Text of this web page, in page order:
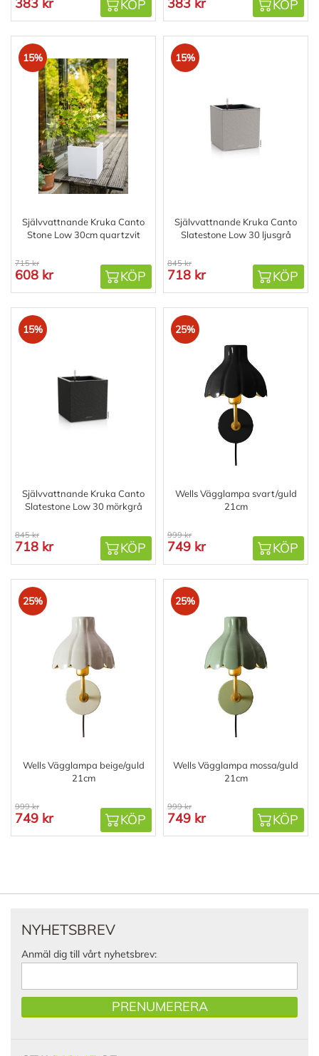
383 kr KÖP 383 kr KÖP
15%
Självvattnande Kruka Canto
Stone Low 30cm quartzvit
715 kr
608 kr KÖP
15%
Självvattnande Kruka Canto
Slatestone Low 30 ljusgrå
845 kr
718 kr KÖP
15%
Självvattnande Kruka Canto
Slatestone Low 30 mörkgrå
845 kr
718 kr KÖP
25%
Wells Vägglampa svart/guld
21cm
999 kr
749 kr KÖP
25%
Wells Vägglampa beige/guld
21cm
999 kr
749 kr KÖP
25%
Wells Vägglampa mossa/guld
21cm
999 kr
749 kr KÖP
NYHETSBREV
Anmäl dig till vårt nyhetsbrev:
PRENUMERERA